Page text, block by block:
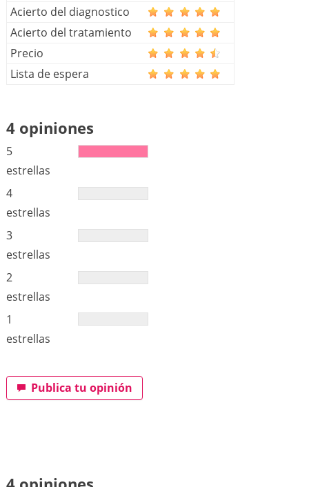
Acierto del diagnostico
Acierto del tratamiento
Precio
Lista de espera
4 opiniones
5
estrellas
4
estrellas
3
estrellas
2
estrellas
1
estrellas
Publica tu opinión